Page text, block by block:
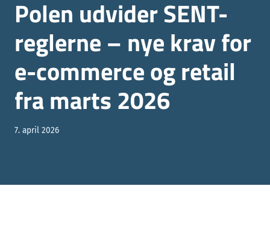
Polen udvider SENT-
reglerne – nye krav for
e-commerce og retail
fra marts 2026
7. april 2026